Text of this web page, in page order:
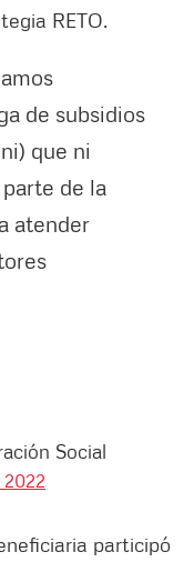
RETO.
de subsidios
que ni
de la
atender
Social
participó